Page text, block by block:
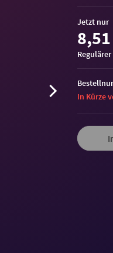
Jetzt nur
In Kürze